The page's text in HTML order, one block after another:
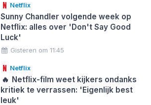
Netflix
Sunny Chandler volgende week op
Netflix: alles over 'Don't Say Good
Luck'
Gisteren om 11:45
Netflix
🔥 Netflix-film weet kijkers ondanks
kritiek te verrassen: 'Eigenlijk best
leuk'